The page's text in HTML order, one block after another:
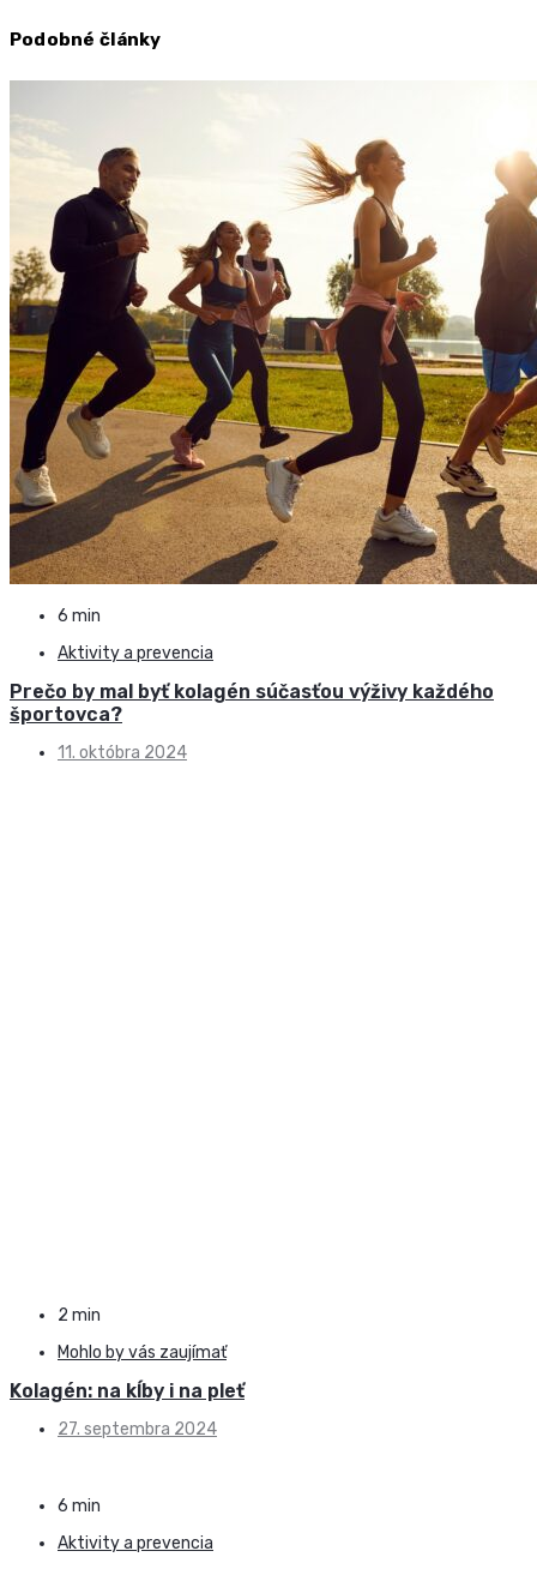
Podobné články
6 min
Aktivity a prevencia
Prečo by mal byť kolagén súčasťou výživy každého
športovca?
11. októbra 2024
2 min
Mohlo by vás zaujímať
Kolagén: na kĺby i na pleť
27. septembra 2024
6 min
Aktivity a prevencia